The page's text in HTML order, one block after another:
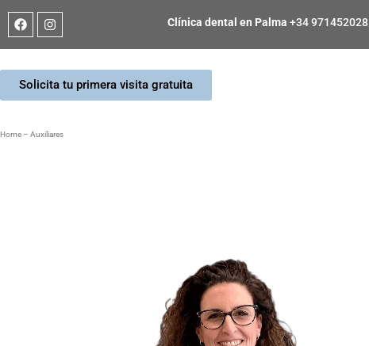
Clínica dental en Palma +34 971452028
Solicita tu primera visita gratuita
Home – Auxiliares